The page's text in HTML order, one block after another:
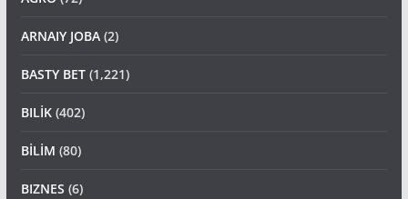
ARNAIY JOBA(2)
BASTY BET(1,221)
BILİK(402)
BİLİM (80)
BIZNES (6)